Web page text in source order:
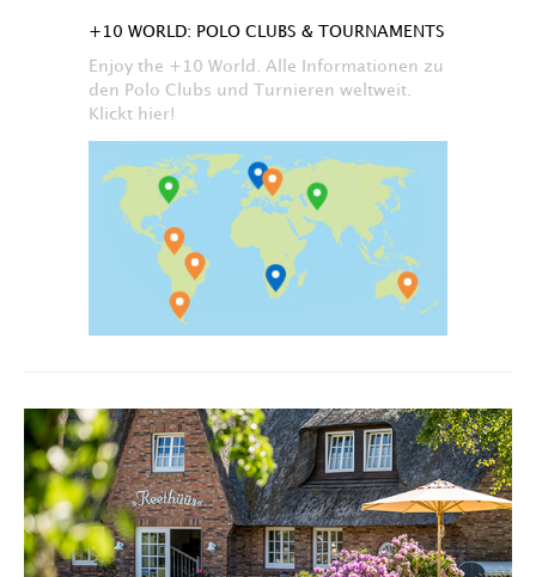
+10 WORLD: POLO CLUBS & TOURNAMENTS
Enjoy the +10 World. Alle Informationen zu
den Polo Clubs und Turnieren weltweit.
Klickt hier!